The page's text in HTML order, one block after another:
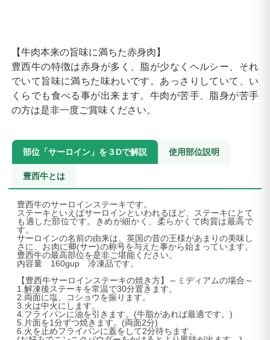
【牛肉本来の旨味に満ちた赤身肉】
豊西牛の特徴は赤身が多く、脂が少なくヘルシー、それ
でいて旨味に満ちた味わいです。あっさりしていて、い
くらでも食べる事が出来ます。牛肉が苦手、脂身が苦手
の方は是非一度ご賞味ください。
部位「サーロイン」を３Dで解説 使用部位説明
豊西牛とは
豊西牛のサーロインステーキです。
ステーキといえばサーロインといわれるほど、ステーキにとて
も適した部位です。きめが細かく、柔らかくて肉質は最高で
す。
サーロインの名前の由来は、英国の昔の王様があまりの美味し
さに、お肉に卿(サー)の称号を与えた事から始まっています。
豊西牛の最高部位を是非ご堪能ください。
内容量 160gup 冷凍品です。
【豊西牛サーロインステーキの焼き方】～ミディアムの場合～
1.解凍後ステーキを常温で30分置きます。
2.両面に塩、コショウを振ります。
3.火は中火にします。
4.フライパンに油を引きます。(牛脂があれば最適です。)
5.片面を1分ずつ焼きます。(両面2分)
6.火を止めフライパンに蓋をして2分待ちます。